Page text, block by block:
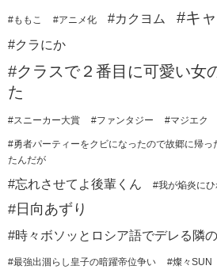
#ももこ #アニメ化 #カクヨム #キ
#クラにか
#クラスで２番目に可愛い女
た
#スニーカー大賞 #ファンタジー #マジエク
#勇者パーティーをクビになったので故郷に帰っ
たんだが
#忘れさせてよ後輩くん #我が焔炎に
#日向あずり
#時々ボソッとロシア語でデレる隣
#最強出涸らし皇子の暗躍帝位争い #燦々SUN